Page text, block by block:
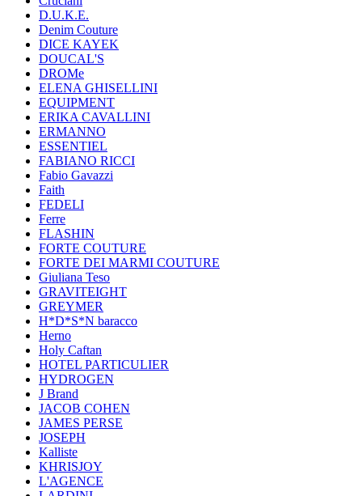
D.U.K.E.
Denim Couture
DICE KAYEK
DOUCAL'S
DROMe
ELENA GHISELLINI
EQUIPMENT
ERIKA CAVALLINI
ERMANNO
ESSENTIEL
FABIANO RICCI
Fabio Gavazzi
Faith
FEDELI
Ferre
FLASHIN
FORTE COUTURE
FORTE DEI MARMI COUTURE
Giuliana Teso
GRAVITEIGHT
GREYMER
H*D*S*N baracco
Herno
Holy Caftan
HOTEL PARTICULIER
HYDROGEN
J Brand
JACOB COHEN
JAMES PERSE
JOSEPH
Kalliste
KHRISJOY
L'AGENCE